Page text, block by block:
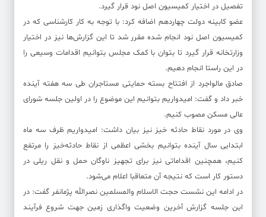
تفصیل در اختیار کمیسیون اصل نود قرار گیرد.
عضو کابینه دولت چهاردهم اضافه کرد: با توجه به کار کارشناسی که در
کمیسیون اصل نود انجام شده مقرر شد تا این گزارش‌ها نیز در اختیار
وزارتخانه قرار گیرد تا بتوان با کمک مجلس بتوانیم اقدامات وسیعی را
در این راستا انجام دهیم.
صادق مالواجرد از افتتاح بسته حمایتی مستاجران طی سه هفته آینده
خبر داد و گفت: امیدواریم بتوانیم این موضوع را در اولین جلسه شورای
عالی مسکن مصوب کنیم.
وی در مورد نقاط حادثه خیز نیز بیان داشت: امیدواریم ظرف سه ماه
ابتدایی سال آینده بتوانیم بخشی اعظمی از نقاط حادثه‌خیز را مرتفع
کنیم، همچنین اقداماتی نیز برای تجهیز ناوگان حمل و نقل ریلی در
دستور کار است که نتیجه آن متعاقبا اعلام می‌شود.
در ادامه این نشست حجت الاسلام والمسلمین نصرالله پژمانفر گفت: در
این جلسه گزارش آخرین وضعیت واگذاری زمین جهت شروع فرآیند